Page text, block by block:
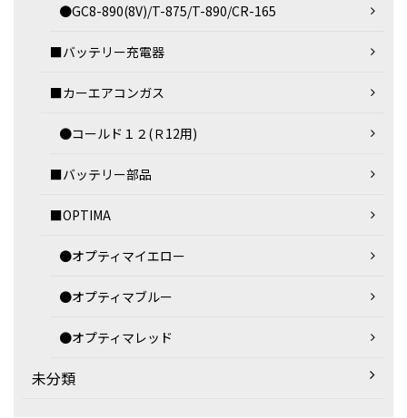
●GC8-890(8V)/T-875/T-890/CR-165
■バッテリー充電器
■カーエアコンガス
●コールド１２(Ｒ12用)
■バッテリー部品
■OPTIMA
●オプティマイエロー
●オプティマブルー
●オプティマレッド
未分類